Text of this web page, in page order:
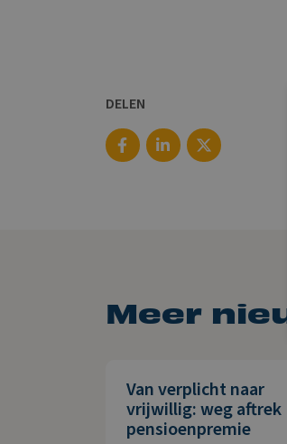
DELEN
Meer
Van verplicht naar
vrijwillig: weg aftrek
pensioenpremie